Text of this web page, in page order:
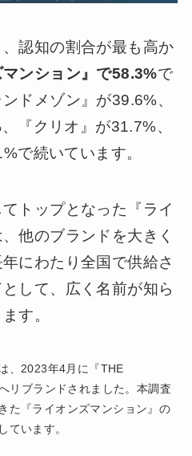
認知の割合が最も高か
マンション』で58.3%で
ドメゾン』が39.6%、
『クリオ』が31.7%、
で続いています。
トップとなった『ライ
他のブランドを大きく
にわたり全国で供給さ
して、広く名前が知ら
す。
、2023年4月に『THE
リブランドされました。本調査
た『ライオンズマンション』の
ています。